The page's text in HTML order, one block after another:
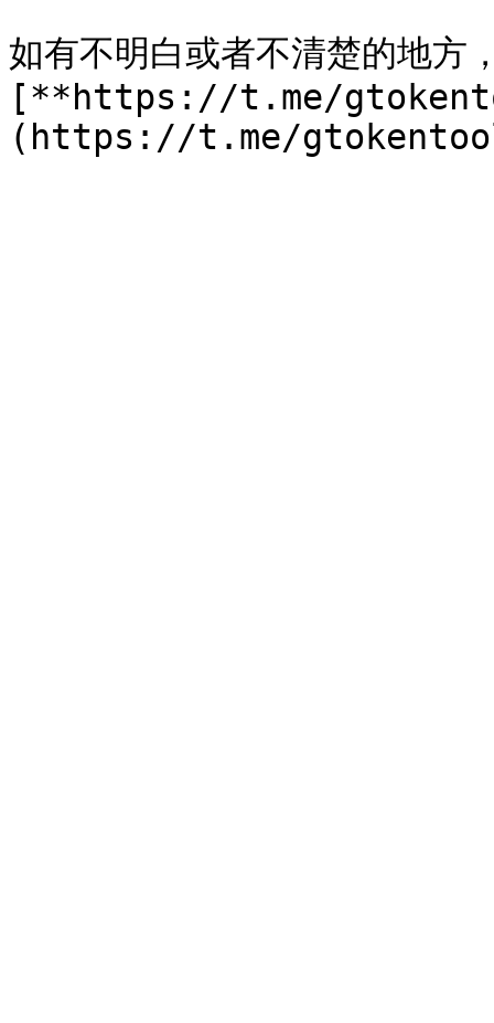
如有不明白或者不清楚的地方
[**https://t.me/